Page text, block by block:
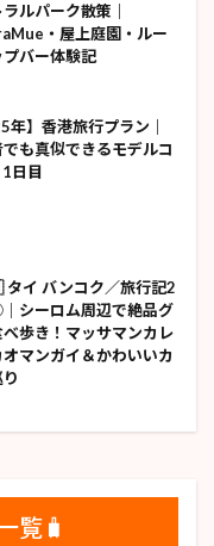
ルパーク散策｜
・屋上庭園・ルー
プバー体験記
年】香港旅行プラン｜
も真似できるモデルコ
日目
イ バンコク／旅行記2
シーロム周辺で絶品グ
べ歩き！マッサマンカレ
オマンガイ＆かわいいカ
覧🧳